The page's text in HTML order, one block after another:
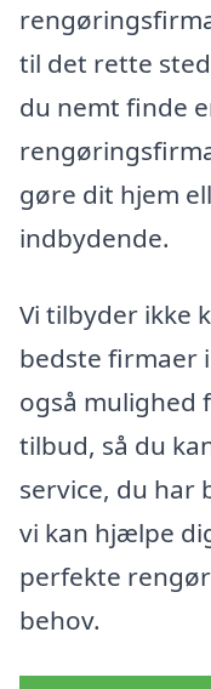
til det rette
du nemt finde
gøre dit hjem
indbydende.
Vi tilbyder ikke
bedste firmaer
også mulighed
tilbud, så du
service, du har
vi kan hjælpe
perfekte
behov.